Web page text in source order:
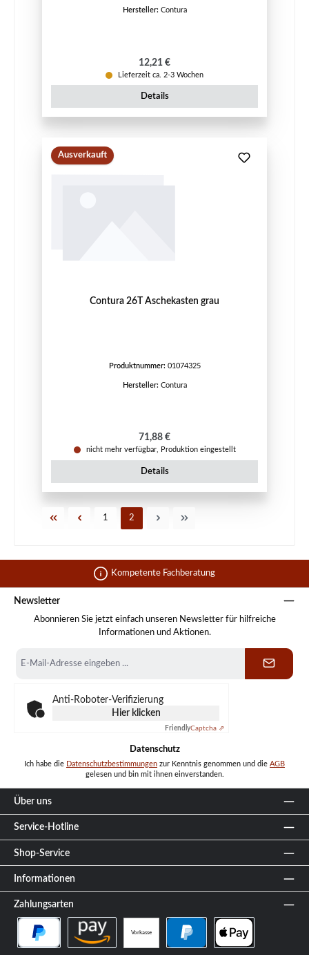
Hersteller: Contura
Regulärer Preis:
12,21 €
Lieferzeit ca. 2-3 Wochen
Details
Ausverkauft
Contura 26T Aschekasten grau
Produktnummer: 01074325
Hersteller: Contura
Regulärer Preis:
71,88 €
nicht mehr verfügbar, Produktion eingestellt
Details
Seite
1 Seite
2
Kompetente Fachberatung
Newsletter
Abonnieren Sie jetzt einfach unseren Newsletter für hilfreiche
Informationen und Aktionen.
Mail-
Anti-Roboter-Verifizierung
Hier klicken
FriendlyCaptcha ⇗
Datenschutz
Ich habe die Datenschutzbestimmungen zur Kenntnis genommen und die AGB
gelesen und bin mit ihnen einverstanden.
Über uns
Service-Hotline
Shop-Service
Informationen
Zahlungsarten
Vorkasse